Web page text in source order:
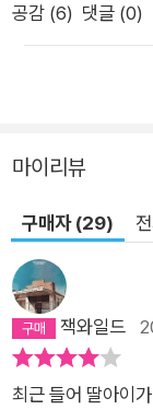
공감 (6) 댓글 (0)
마이리뷰
구매자 (29)
잭와일드
최근 들어 딸아이